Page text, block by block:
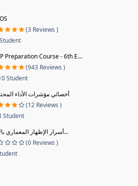
(3 Reviews )
Preparation Course - 6th E...
(943 Reviews )
Student
أخصائي مؤشرات الأداء
(12 Reviews )
Student
أسرار الإظهار المعماري بالألوا...
(0 Reviews )